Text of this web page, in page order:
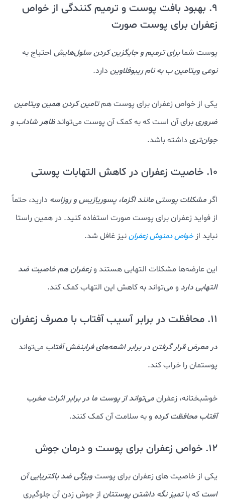
9. بهبود بافت پوست و ترمیم کنندگی از خواص
زعفران برای پوست صورت
پوست شمابرای ترمیم و جایگزین کردن سلول‌هایش احتیاج به
نوعی ویتامین ب به نام ریبوفلاوین دارد.
یکی از خواص زعفران برای پوست همتامین کردن همین ویتامین
ضروریبرای آن است که به کمک آن پوست می‌تواندظاهر شاداب و
جوان‌تری داشته باشد.
10. خاصیت زعفران در کاهش التهابات پوستی
اگر مشکلات پوستی مانند اگزما، پسوریازیس و روزاسه دارید، حتماً
از فواید زعفران برای پوست صورت استفاده کنید. در همین راستا
نباید از خواص دمنوش زعفراننیز غافل شد.
این عارضه‌ها مشکلات التهابی هستند وزعفران هم خاصیت ضد
التهابی دارد و می‌تواند به کاهش این التهاب کمک کند.
11. محافظت در برابر آسیب آفتاب با مصرف زعفران
در معرض قرار گرفتن در برابر اشعه‌های فرابنفش آفتاب می‌تواند
پوستمان را خراب کند.
خوشبختانه، زعفرانمی‌تواند از پوست ما در برابر اثرات مخرب
آفتاب محافظت کرده و به سلامت آن کمک کنند.
12. خواص زعفران برای پوست و درمان جوش
یکی از خاصیت های زعفران برای پوستویژگی ضد باکتریایی آن
است که باتمیز نگه داشتن پوستتان از جوش زدن آن جلوگیری